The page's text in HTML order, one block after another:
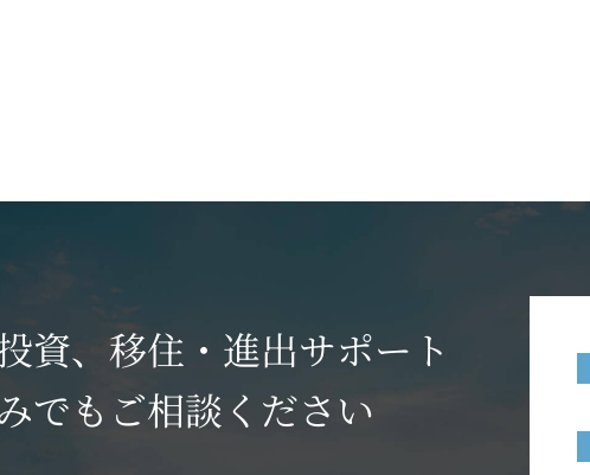
資、移住・進出サポート
でもご相談ください